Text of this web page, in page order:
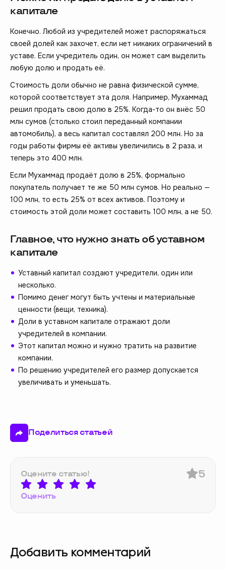
капитале
Конечно. Любой из учредителей может распоряжаться
своей долей как захочет, если нет никаких ограничений в
уставе. Если учредитель один, он может сам выделить
любую долю и продать её.
Стоимость доли обычно не равна физической сумме,
которой соответствует эта доля. Например, Мухаммад
решил продать свою долю в 25%. Когда-то он внёс 50
млн сумов (столько стоил переданный компании
автомобиль), а весь капитал составлял 200 млн. Но за
годы работы фирмы её активы увеличились в 2 раза, и
теперь это 400 млн.
Если Мухаммад продаёт долю в 25%, формально
покупатель получает те же 50 млн сумов. Но реально —
100 млн, то есть 25% от всех активов. Поэтому и
стоимость этой доли может составить 100 млн, а не 50.
Главное, что нужно знать об уставном
капитале
Уставный капитал создают учредители, один или
несколько.
Помимо денег могут быть учтены и материальные
ценности (вещи, техника).
Доли в уставном капитале отражают доли
учредителей в компании.
Этот капитал можно и нужно тратить на развитие
компании.
По решению учредителей его размер допускается
увеличивать и уменьшать.
Поделиться статьей
Оцените статью!
Оценить
5
Добавить комментарий